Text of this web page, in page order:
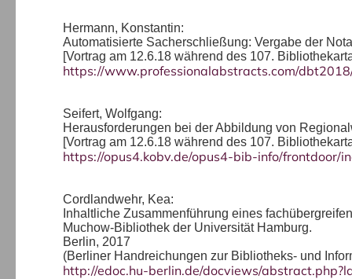
Hermann, Konstantin:
Automatisierte Sacherschließung: Vergabe der
[Vortrag am 12.6.18 während des 107.
https://www.professionalabstracts.com/
Seifert, Wolfgang:
Herausforderungen bei der Abbildung von
[Vortrag am 12.6.18 während des 107.
https://opus4.kobv.de/opus4-bib-info/frontdoor/
Cordlandwehr, Kea:
Inhaltliche Zusammenführung eines
Muchow-Bibliothek der Universität Hamburg.
Berlin, 2017
(Berliner Handreichungen zur Bibliotheks- und
http://edoc.hu-berlin.de/docviews/